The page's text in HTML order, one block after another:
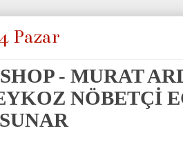
Pazar
- MURAT
NÖBETÇİ